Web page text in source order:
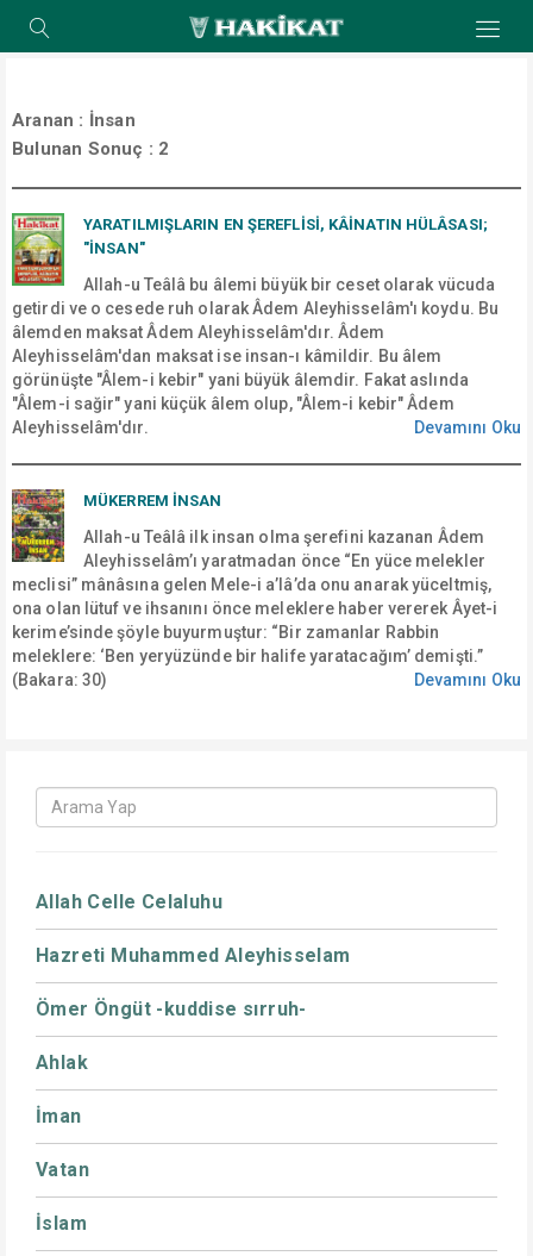
Aranan : İnsan
Bulunan Sonuç : 2
YARATILMIŞLARIN EN ŞEREFLİSİ, KÂİNATIN HÜLÂSASI;
"İNSAN"
Allah-u Teâlâ bu âlemi büyük bir ceset olarak vücuda
getirdi ve o cesede ruh olarak Âdem Aleyhisselâm'ı koydu. Bu
âlemden maksat Âdem Aleyhisselâm'dır. Âdem
Aleyhisselâm'dan maksat ise insan-ı kâmildir. Bu âlem
görünüşte "Âlem-i kebir" yani büyük âlemdir. Fakat aslında
"Âlem-i sağir" yani küçük âlem olup, "Âlem-i kebir" Âdem
Aleyhisselâm'dır.
Devamını Oku
MÜKERREM İNSAN
Allah-u Teâlâ ilk insan olma şerefini kazanan Âdem
Aleyhisselâm’ı yaratmadan önce “En yüce melekler
meclisi” mânâsına gelen Mele-i a’lâ’da onu anarak yüceltmiş,
ona olan lütuf ve ihsanını önce meleklere haber vererek Âyet-i
kerime’sinde şöyle buyurmuştur: “Bir zamanlar Rabbin
meleklere: ‘Ben yeryüzünde bir halife yaratacağım’ demişti.”
(Bakara: 30)
Devamını Oku
Allah Celle Celaluhu
Hazreti Muhammed Aleyhisselam
Ömer Öngüt -kuddise sırruh-
Ahlak
İman
Vatan
İslam